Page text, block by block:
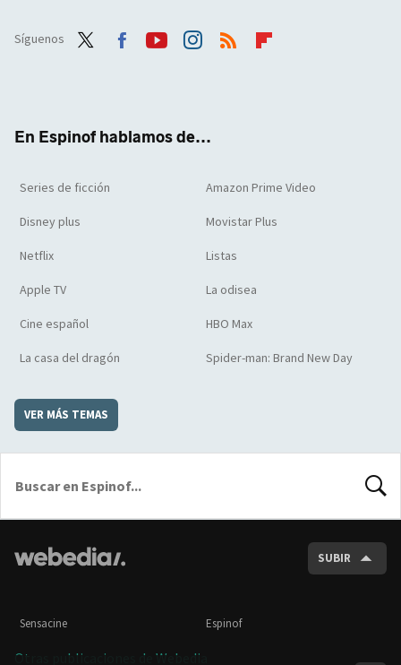
Síguenos
En Espinof hablamos de...
Series de ficción Amazon Prime Video
Disney plus Movistar Plus
Netflix Listas
Apple TV La odisea
Cine español HBO Max
La casa del dragón Spider-man: Brand New Day
VER MÁS TEMAS
SUBIR
Sensacine Espinof
Otras publicaciones de Webedia